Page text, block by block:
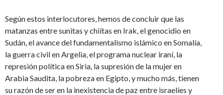
Según estos interlocutores, hemos de concluir que las
matanzas entre sunitas y chiítas en Irak, el genocidio en
Sudán, el avance del fundamentalismo islámico en Somalía,
la guerra civil en Argelia, el programa nuclear iraní, la
represión política en Siria, la supresión de la mujer en
Arabia Saudita, la pobreza en Egipto, y mucho más, tienen
su razón de ser en la inexistencia de paz entre israelíes y